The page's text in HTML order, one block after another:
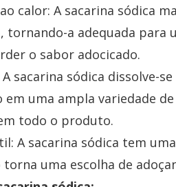
calor: A sacarina sódica
a adequada para
o sabor adocicado.
sacarina sódica dissolve-
em uma ampla variedade
todo o produto.
A sacarina sódica tem
uma escolha de